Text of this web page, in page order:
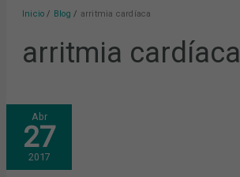
Inicio Blog arritmia cardíaca
arritmia cardíaca
Abr
27
2017
LA
FIGURA
DEL
FARMACÉUTICO,
NECESARIA
EN
LA